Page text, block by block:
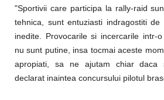
"Sportivii care participa la rally-raid
tehnica, sunt entuziasti indragostiti
inedite. Provocarile si incercarile intr-
nu sunt putine, insa tocmai aceste
apropiati, sa ne ajutam chiar daca
declarat inaintea concursului pilotul